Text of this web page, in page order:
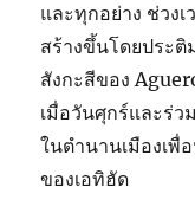
และทุกอย่าง ช่วง
สร้างขึ้นโดยประ
สังกะสีของ
เมื่อวันศุกร์และร่
ในตำนานเมืองเพื่
ของเอทิฮัด